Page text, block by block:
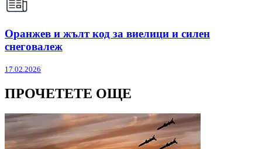
Оранжев и жълт код за виелици и силен
снеговалеж
17.02.2026
ПРОЧЕТЕТЕ ОЩЕ